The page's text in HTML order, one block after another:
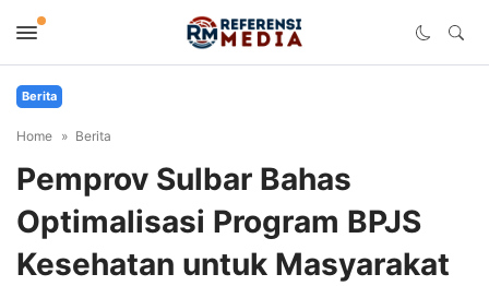
Berita
Home Berita
Pemprov Sulbar Bahas
Optimalisasi Program BPJS
Kesehatan untuk Masyarakat